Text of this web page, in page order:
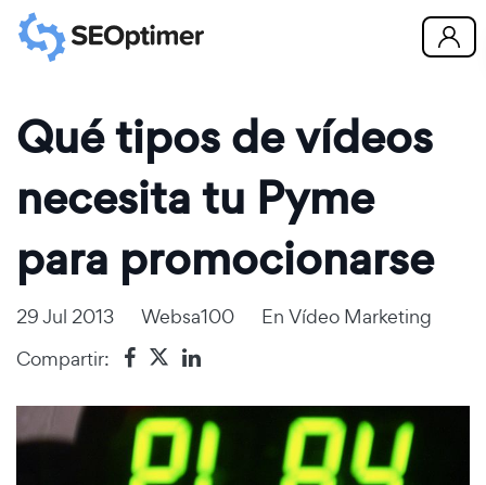
Qué tipos de vídeos
necesita tu Pyme
para promocionarse
29 Jul 2013 Websa100 En Vídeo Marketing
Compartir: